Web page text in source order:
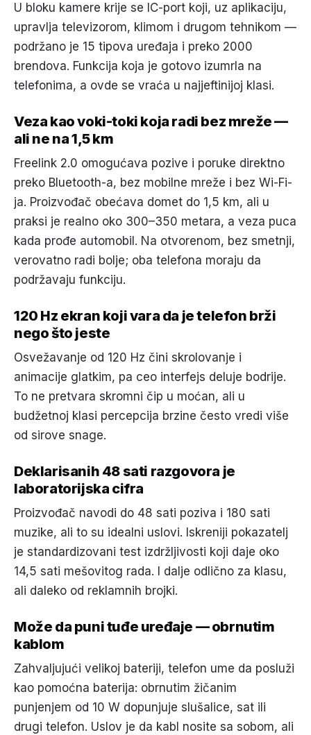
U bloku kamere krije se IC-port koji, uz aplikaciju,
upravlja televizorom, klimom i drugom tehnikom —
podržano je 15 tipova uređaja i preko 2000
brendova. Funkcija koja je gotovo izumrla na
telefonima, a ovde se vraća u najjeftinijoj klasi.
Veza kao voki-toki koja radi bez mreže —
ali ne na 1,5 km
Freelink 2.0 omogućava pozive i poruke direktno
preko Bluetooth-a, bez mobilne mreže i bez Wi-Fi-
ja. Proizvođač obećava domet do 1,5 km, ali u
praksi je realno oko 300–350 metara, a veza puca
kada prođe automobil. Na otvorenom, bez smetnji,
verovatno radi bolje; oba telefona moraju da
podržavaju funkciju.
120 Hz ekran koji vara da je telefon brži
nego što jeste
Osvežavanje od 120 Hz čini skrolovanje i
animacije glatkim, pa ceo interfejs deluje bodrije.
To ne pretvara skromni čip u moćan, ali u
budžetnoj klasi percepcija brzine često vredi više
od sirove snage.
Deklarisanih 48 sati razgovora je
laboratorijska cifra
Proizvođač navodi do 48 sati poziva i 180 sati
muzike, ali to su idealni uslovi. Iskreniji pokazatelj
je standardizovani test izdržljivosti koji daje oko
14,5 sati mešovitog rada. I dalje odlično za klasu,
ali daleko od reklamnih brojki.
Može da puni tuđe uređaje — obrnutim
kablom
Zahvaljujući velikoj bateriji, telefon ume da posluži
kao pomoćna baterija: obrnutim žičanim
punjenjem od 10 W dopunjuje slušalice, sat ili
drugi telefon. Uslov je da kabl nosite sa sobom, ali